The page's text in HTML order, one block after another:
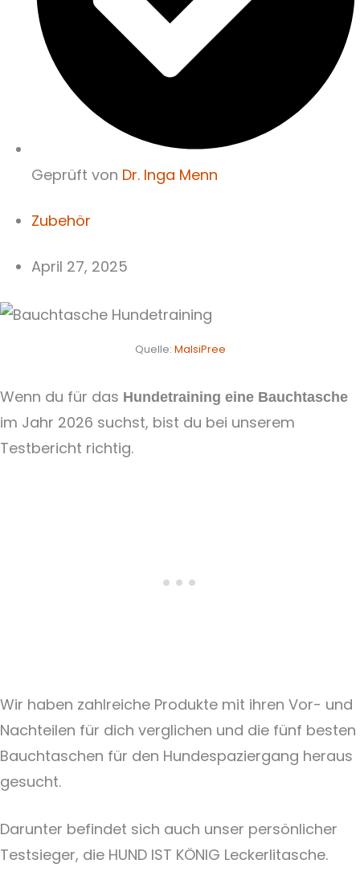
Geprüft von Dr. Inga Menn
Zubehör
April 27, 2025
Quelle: MalsiPree
Wenn du für das Hundetraining eine Bauchtasche
im Jahr 2026 suchst, bist du bei unserem
Testbericht richtig.
Wir haben zahlreiche Produkte mit ihren Vor- und
Nachteilen für dich verglichen und die fünf besten
Bauchtaschen für den Hundespaziergang heraus
gesucht.
Darunter befindet sich auch unser persönlicher
Testsieger, die HUND IST KÖNIG Leckerlitasche.